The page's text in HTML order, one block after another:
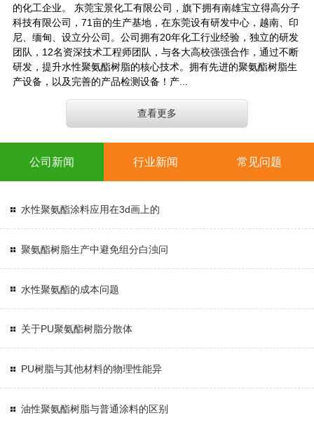
的化工企业。 东莞宝景化工有限公司，旗下拥有南雄宝立得高分子
科技有限公司，71亩的生产基地，在东莞设有研发中心，越南、印
尼、缅甸、设立分公司。公司拥有20年化工行业经验，独立的研发
团队，12名资深技术工程师团队，与各大高校强强合作，通过不断
研发，提升水性聚氨酯树脂的核心技术。拥有先进的聚氨酯树脂生
产设备，以及完善的产品检测设备！产...
查看更多
公司新闻 行业新闻 常见问题
水性聚氨酯涂料应用在3d画上的
聚氨酯树脂生产中避免组分白浊问
水性聚氨酯的成本问题
关于PU聚氨酯树脂分散体
PU树脂与其他材料的物理性能异
油性聚氨酯树脂与普通涂料的区别